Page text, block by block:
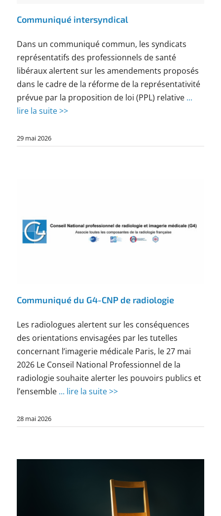
Communiqué intersyndical
Dans un communiqué commun, les syndicats
représentatifs des professionnels de santé
libéraux alertent sur les amendements proposés
dans le cadre de la réforme de la représentativité
prévue par la proposition de loi (PPL) relative...
lire la suite >>
29 mai 2026
Communiqué du G4-CNP de radiologie
Les radiologues alertent sur les conséquences
des orientations envisagées par les tutelles
concernant l’imagerie médicale Paris, le 27 mai
2026 Le Conseil National Professionnel de la
radiologie souhaite alerter les pouvoirs publics et
l’ensemble... lire la suite >>
28 mai 2026